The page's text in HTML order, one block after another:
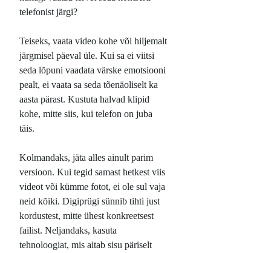
telefonist järgi?
Teiseks, vaata video kohe või hiljemalt
järgmisel päeval üle. Kui sa ei viitsi
seda lõpuni vaadata värske emotsiooni
pealt, ei vaata sa seda tõenäoliselt ka
aasta pärast. Kustuta halvad klipid
kohe, mitte siis, kui telefon on juba
täis.
Kolmandaks, jäta alles ainult parim
versioon. Kui tegid samast hetkest viis
videot või kümme fotot, ei ole sul vaja
neid kõiki. Digiprügi sünnib tihti just
kordustest, mitte ühest konkreetsest
failist. Neljandaks, kasuta
tehnoloogiat, mis aitab sisu päriselt